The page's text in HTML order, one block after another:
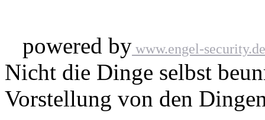
powered by www.engel-security.de
Nicht die Dinge selbst
Vorstellung von den